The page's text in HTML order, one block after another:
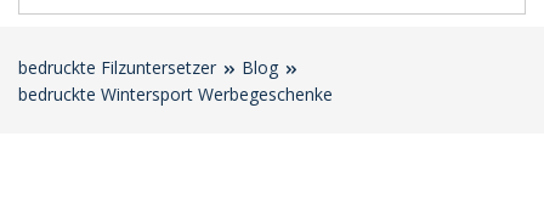
bedruckte Filzuntersetzer
Blog
bedruckte Wintersport Werbegeschenke